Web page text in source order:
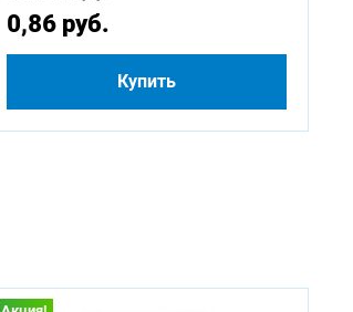
0,86 руб.
Купить